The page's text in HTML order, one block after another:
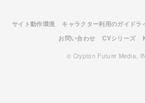
サイト動作環境 キャラクター利用のガイドラ
お問い合わせ
CVシリーズ
© Crypton Future Media,